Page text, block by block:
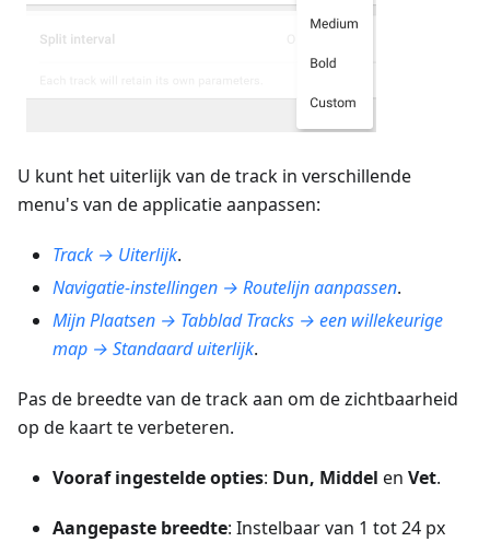
U kunt het uiterlijk van de track in verschillende
menu's van de applicatie aanpassen:
Track → Uiterlijk.
Navigatie-instellingen → Routelijn aanpassen.
Mijn Plaatsen → Tabblad Tracks → een willekeurige
map → Standaard uiterlijk.
Pas de breedte van de track aan om de zichtbaarheid
op de kaart te verbeteren.
Vooraf ingestelde opties: Dun, Middel en Vet.
Aangepaste breedte: Instelbaar van 1 tot 24 px